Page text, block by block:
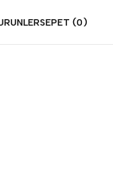
SEPET (0 )